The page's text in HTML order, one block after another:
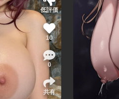
低評価
10
0
共有